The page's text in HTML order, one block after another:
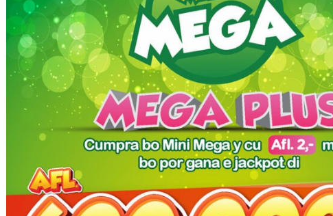
Destruccion cometi na un
auto den Seroe Patrishi